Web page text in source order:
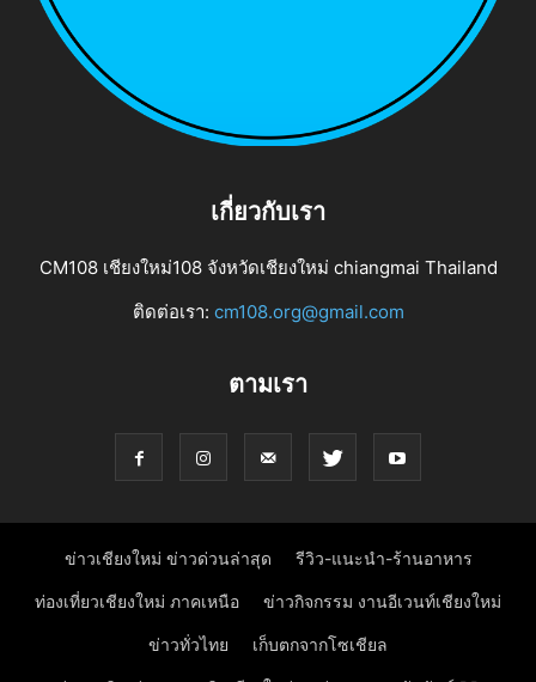
เกี่ยวกับเรา
CM108 เชียงใหม่108 จังหวัดเชียงใหม่ chiangmai Thailand
ติดต่อเรา: cm108.org@gmail.com
ตามเรา
ข่าวเชียงใหม่ ข่าวด่วนล่าสุด รีวิว-แนะนำ-ร้านอาหาร
ท่องเที่ยวเชียงใหม่ ภาคเหนือ ข่าวกิจกรรม งานอีเวนท์เชียงใหม่
ข่าวทั่วไทย เก็บตกจากโซเชียล